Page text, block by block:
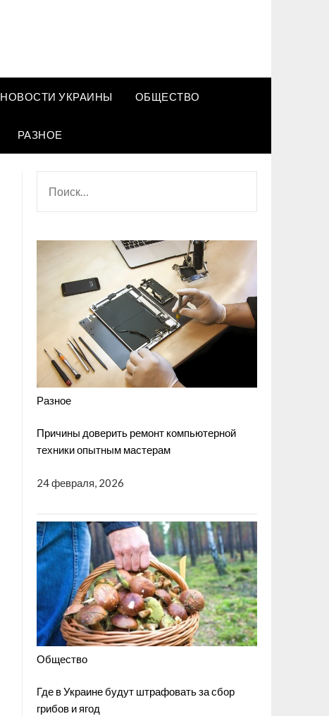
НОВОСТИ УКРАИНЫ ОБЩЕСТВО
РАЗНОЕ
Разное
Причины доверить ремонт компьютерной
техники опытным мастерам
24 февраля, 2026
Общество
Где в Украине будут штрафовать за сбор
грибов и ягод